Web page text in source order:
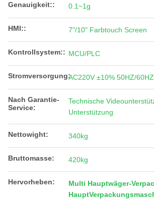
Genauigkeit:: 0.1~1g
HMI:: 7"/10" Farbtouch Screen
Kontrollsystem:: MCU/PLC
Stromversorgung:AC220V ±10% 50HZ/
Nach Garantie-
Service:
Technische
Unterstützung
Nettowight: 340kg
Bruttomasse: 420kg
Hervorheben: Multi Hauptwäger-